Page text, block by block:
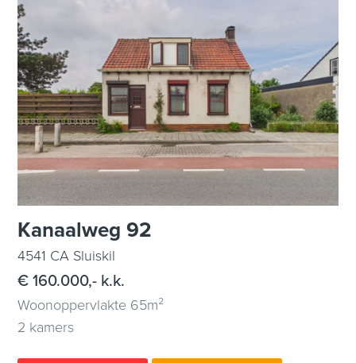
Kanaalweg 92
4541 CA Sluiskil
€ 160.000,- k.k.
Woonoppervlakte 65m²
2 kamers